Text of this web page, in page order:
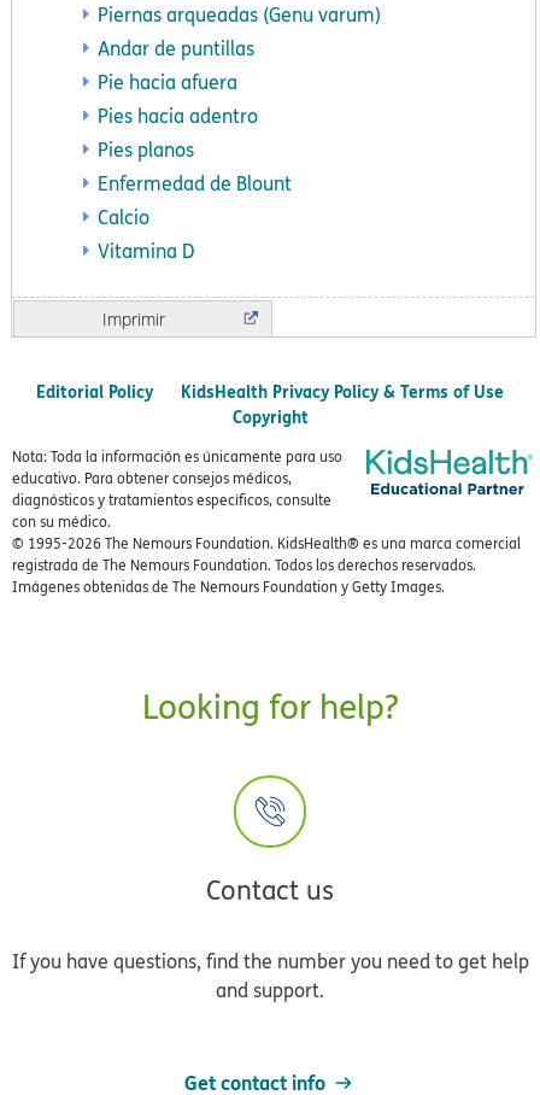
Piernas arqueadas (Genu varum)
Andar de puntillas
Pie hacia afuera
Pies hacia adentro
Pies planos
Enfermedad de Blount
Calcio
Vitamina D
Imprimir
Editorial Policy
KidsHealth Privacy Policy & Terms of Use
Copyright
Nota: Toda la información es únicamente para uso
educativo. Para obtener consejos médicos,
diagnósticos y tratamientos específicos, consulte
con su médico.
© 1995-2026 The Nemours Foundation. KidsHealth® es una marca comercial
registrada de The Nemours Foundation. Todos los derechos reservados.
Imágenes obtenidas de The Nemours Foundation y Getty Images.
Looking for help?
Contact us
If you have questions, find the number you need to get help
and support.
Get contact info